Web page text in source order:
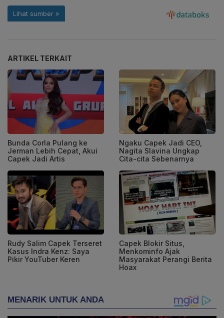
ARTIKEL TERKAIT
Bunda Corla Pulang ke
Jerman Lebih Cepat, Akui
Capek Jadi Artis
Ngaku Capek Jadi CEO,
Nagita Slavina Ungkap
Cita-cita Sebenarnya
Rudy Salim Capek Terseret
Kasus Indra Kenz: Saya
Pikir YouTuber Keren
Capek Blokir Situs,
Menkominfo Ajak
Masyarakat Perangi Berita
Hoax